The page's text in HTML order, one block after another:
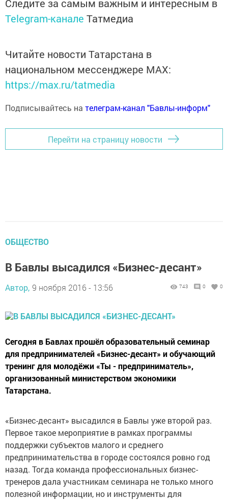
Следите за самым важным и интересным в
Telegram-канале Татмедиа
Читайте новости Татарстана в
национальном мессенджере MАХ:
https://max.ru/tatmedia
Подписывайтесь на телеграм-канал "Бавлы-информ"
Перейти на страницу новости
ОБЩЕСТВО
В Бавлы высадился «Бизнес-десант»
Автор, 9 ноября 2016 - 13:56 743 0 0
Сегодня в Бавлах прошёл образовательный семинар
для предпринимателей «Бизнес-десант» и обучающий
тренинг для молодёжи «Ты - предприниматель»,
организованный министерством экономики
Татарстана.
«Бизнес-десант» высадился в Бавлы уже второй раз.
Первое такое мероприятие в рамках программы
поддержки субъектов малого и среднего
предпринимательства в городе состоялся ровно год
назад. Тогда команда профессиональных бизнес-
тренеров дала участникам семинара не только много
полезной информации, но и инструменты для